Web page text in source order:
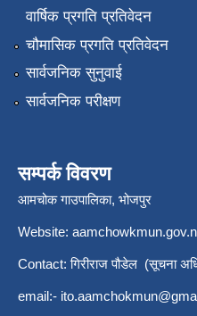
वार्षिक प्रगति प्रतिवेदन
चौमासिक प्रगति प्रतिवेदन
सार्वजनिक सुनुवाई
सार्वजनिक परीक्षण
सम्पर्क विवरण
आमचोक गाउपालिका, भोजपुर
Website:
Contact: गिरीराज पौडेल (सूचना
email:-